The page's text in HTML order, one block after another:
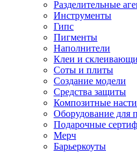
Разделительные
Инструменты
Гипс
Пигменты
Наполнители
Клеи и
Соты и плиты
Создание модели
Средства защиты
Композитные
Оборудование для
Подарочные
Мерч
Барьеркоуты